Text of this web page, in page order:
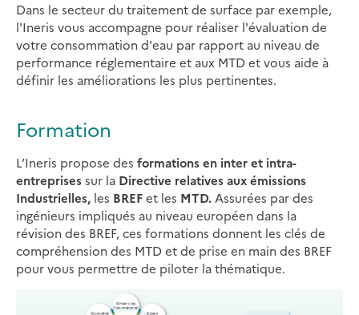
Dans le secteur du traitement de surface par exemple,
l'Ineris vous accompagne pour réaliser l'évaluation de
votre consommation d'eau par rapport au niveau de
performance réglementaire et aux MTD et vous aide à
définir les améliorations les plus pertinentes.
Formation
L’Ineris propose des formations en inter et intra-
entreprisessur la Directive relatives aux émissions
Industrielles, les BREFet les MTD. Assurées par des
ingénieurs impliqués au niveau européen dans la
révision des BREF, ces formations donnent les clés de
compréhension des MTD et de prise en main des BREF
pour vous permettre de piloter la thématique.